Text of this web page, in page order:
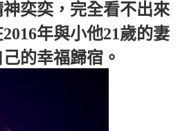
奕奕，完全看不出來
年與小他21歲的妻
的幸福歸宿。